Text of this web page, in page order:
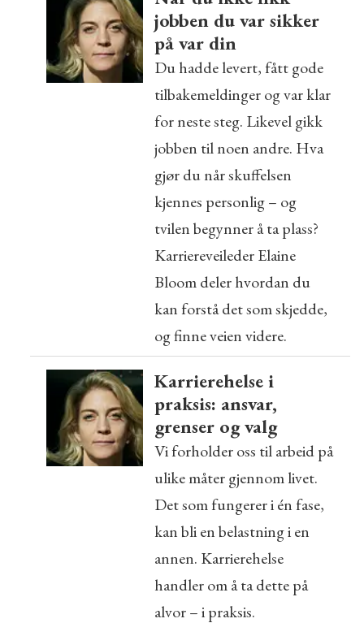
jobben du var sikker
på var din
Du hadde levert, fått gode
tilbakemeldinger og var klar
for neste steg. Likevel gikk
jobben til noen andre. Hva
gjør du når skuffelsen
kjennes personlig – og
tvilen begynner å ta plass?
Karriereveileder Elaine
Bloom deler hvordan du
kan forstå det som skjedde,
og finne veien videre.
Karrierehelse i
praksis: ansvar,
grenser og valg
Vi forholder oss til arbeid på
ulike måter gjennom livet.
Det som fungerer i én fase,
kan bli en belastning i en
annen. Karrierehelse
handler om å ta dette på
alvor – i praksis.